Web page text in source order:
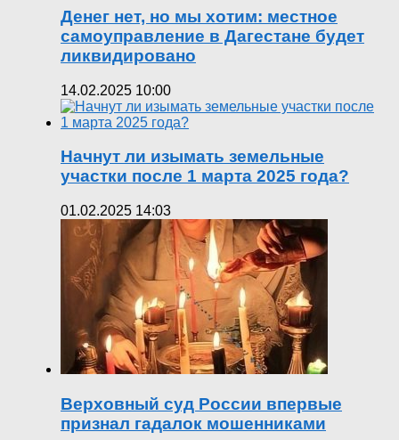
Денег нет, но мы хотим: местное
самоуправление в Дагестане будет
ликвидировано
14.02.2025 10:00
Начнут ли изымать земельные
участки после 1 марта 2025 года?
01.02.2025 14:03
Верховный суд России впервые
признал гадалок мошенниками